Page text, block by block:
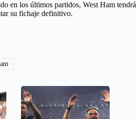
en los últimos partidos, West Ham tendrá
su fichaje definitivo.